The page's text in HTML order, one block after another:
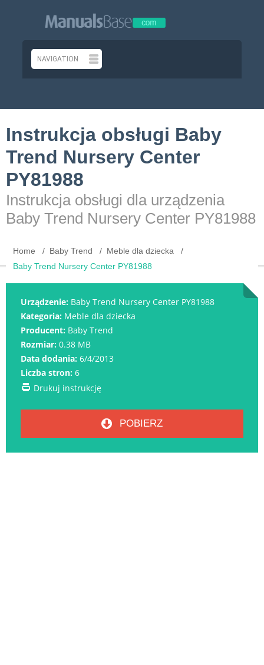
Instrukcja obsługi Baby
Trend Nursery Center
PY81988
Instrukcja obsługi dla urządzenia
Baby Trend Nursery Center PY81988
Home Baby Trend
Meble dla dziecka
Baby Trend Nursery Center PY81988
Urządzenie: Baby Trend Nursery Center PY81988
Kategoria: Meble dla dziecka
Producent: Baby Trend
Rozmiar: 0.38 MB
Data dodania: 6/4/2013
Liczba stron: 6
Drukuj instrukcję
POBIERZ